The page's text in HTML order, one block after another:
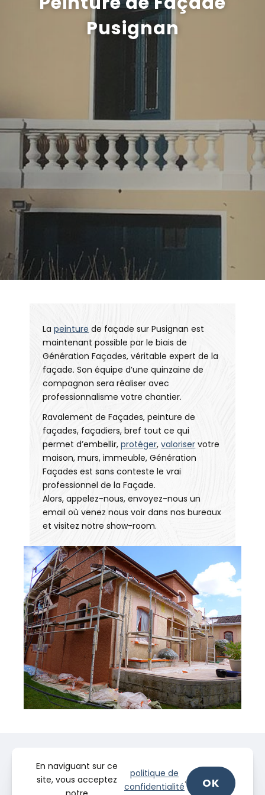
En naviguant sur ce
site, vous acceptez
politique de
confidentialité
. OK
Pusignan
Lapeinture de façade sur Pusignan est
maintenant possible par le biais de
Génération Façades, véritable expert de la
façade. Son équipe d’une quinzaine de
compagnon sera réaliser avec
professionnalisme votre chantier.
Ravalement de Façades, peinture de
façades, façadiers, bref tout ce qui
permet d’embellir,protéger,valoriser votre
maison, murs, immeuble, Génération
Façades est sans conteste le vrai
professionnel de la Façade.
Alors, appelez-nous, envoyez-nous un
email où venez nous voir dans nos bureaux
et visitez notre show-room.